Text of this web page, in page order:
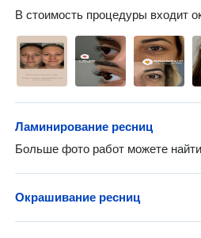
В стоимость процедуры входит
Ламинирование ресниц
Больше фото работ можете
Окрашивание ресниц